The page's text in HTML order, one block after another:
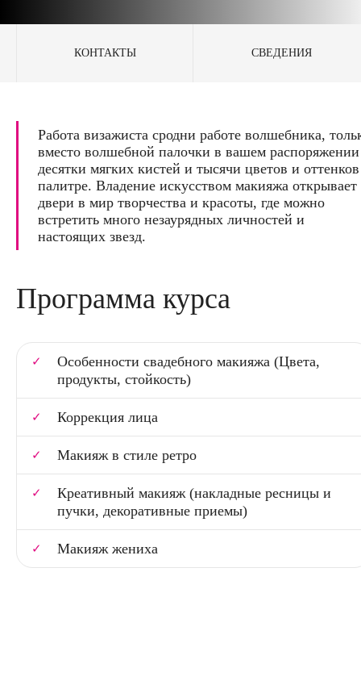
КОНТАКТЫ СВЕДЕНИЯ
Работа визажиста сродни работе волшебника,
вместо волшебной палочки в вашем распоряжении
десятки мягких кистей и тысячи цветов и
палитре. Владение искусством макияжа открывает
двери в мир творчества и красоты, где можно
встретить много незаурядных личностей и
настоящих звезд.
Программа курса
Особенности свадебного макияжа (Цвета,
продукты, стойкость)
Коррекция лица
Макияж в стиле ретро
Креативный макияж (накладные ресницы и
пучки, декоративные приемы)
Макияж жениха